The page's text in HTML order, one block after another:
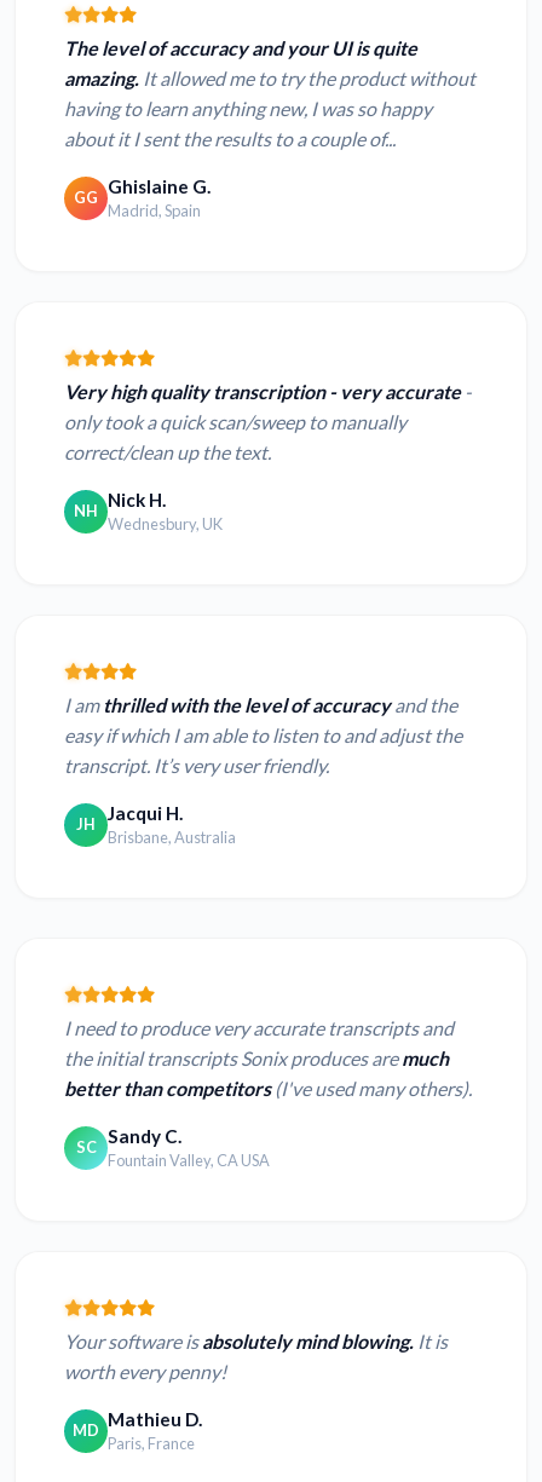
The level of accuracy and your UI is quite
amazing. It allowed me to try the product without
having to learn anything new, I was so happy
about it I sent the results to a couple of...
GG Ghislaine G.
Madrid, Spain
Very high quality transcription - very accurate-
only took a quick scan/sweep to manually
correct/clean up the text.
NH Nick H.
Wednesbury, UK
I am thrilled with the level of accuracyand the
easy if which I am able to listen to and adjust the
transcript. It’s very user friendly.
JH Jacqui H.
Brisbane, Australia
I need to produce very accurate transcripts and
the initial transcripts Sonix produces aremuch
better than competitors(I've used many others).
SC Sandy C.
Fountain Valley, CA USA
Your software isabsolutely mind blowing. It is
worth every penny!
MD Mathieu D.
Paris, France